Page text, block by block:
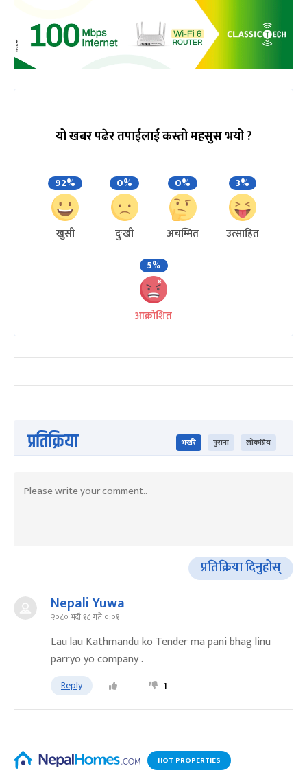
यो खबर पढेर तपाईलाई कस्तो महसुस भयो ?
92%
खुसी
0%
दुःखी
0%
अचम्मित
3%
उत्साहित
5%
आक्रोशित
प्रतिक्रिया भर्खरै पुराना लोकप्रिय
प्रतिक्रिया दिनुहोस्
Nepali Yuwa
२०८० भदौ १८ गते ०:०१
Lau lau Kathmandu ko Tender ma pani bhag linu
parryo yo company .
Reply 1
HOT PROPERTIES